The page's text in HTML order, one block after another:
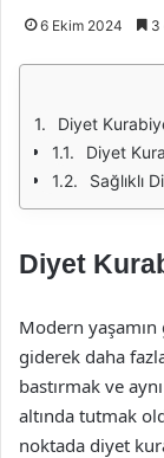
6 Ekim 2024 3
Diyet
Diyet
Sağlıklı
Diyet
Modern
giderek daha
bastırmak ve
altında tutmak
noktada diyet